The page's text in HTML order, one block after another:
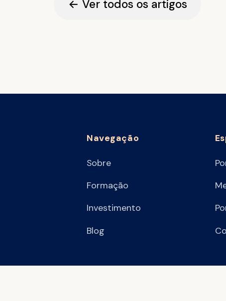
← Ver todos os artigos
Navegação
Sobre
Formação
Investimento
Blog